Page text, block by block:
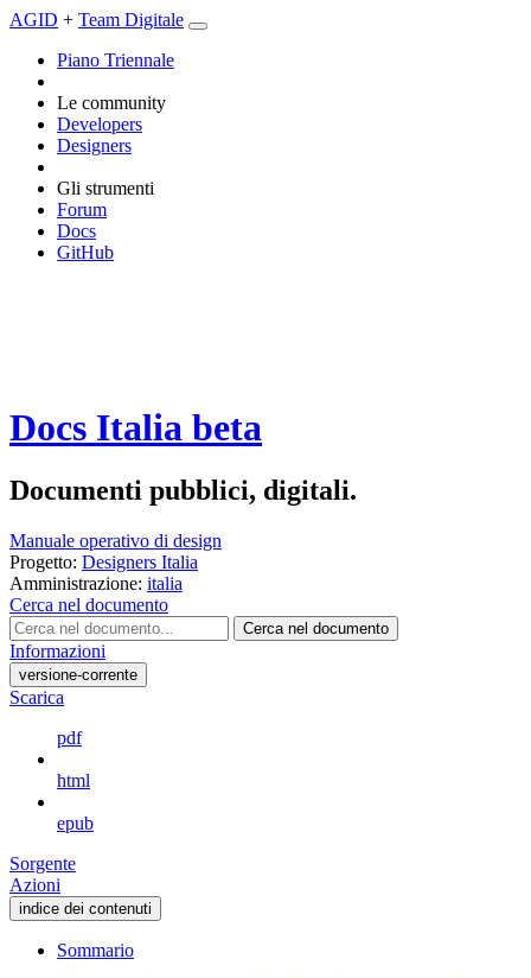
AGID + Team Digitale
Piano Triennale
Le community
Developers
Designers
Gli strumenti
Forum
Docs
GitHub
Docs Italia beta
Documenti pubblici, digitali.
Manuale operativo di design
Progetto: Designers Italia
Amministrazione: italia
Cerca nel documento
Cerca nel documento
Informazioni
versione-corrente
Scarica
pdf
html
epub
Sorgente
Azioni
indice dei contenuti
Sommario